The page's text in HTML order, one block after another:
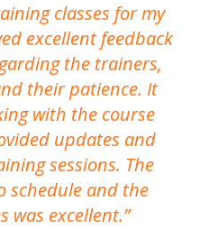
classes for my
excellent feedback
the trainers,
their patience. It
with the course
updates and
sessions. The
schedule and the
was excellent.